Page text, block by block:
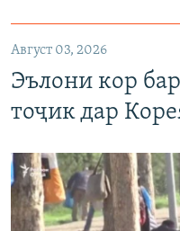
Август 03, 2026
Эълони кор
тоҷик дар